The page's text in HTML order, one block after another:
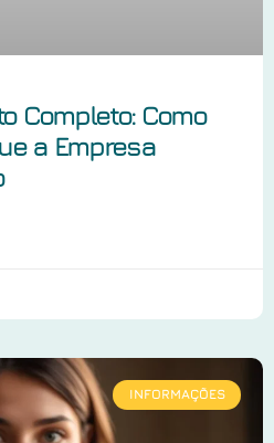
Completo: Como
a Empresa
INFORMAÇÕES